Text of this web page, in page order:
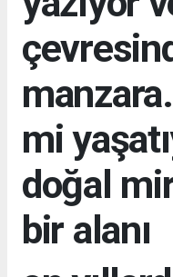
mi
doğal
bir alanı